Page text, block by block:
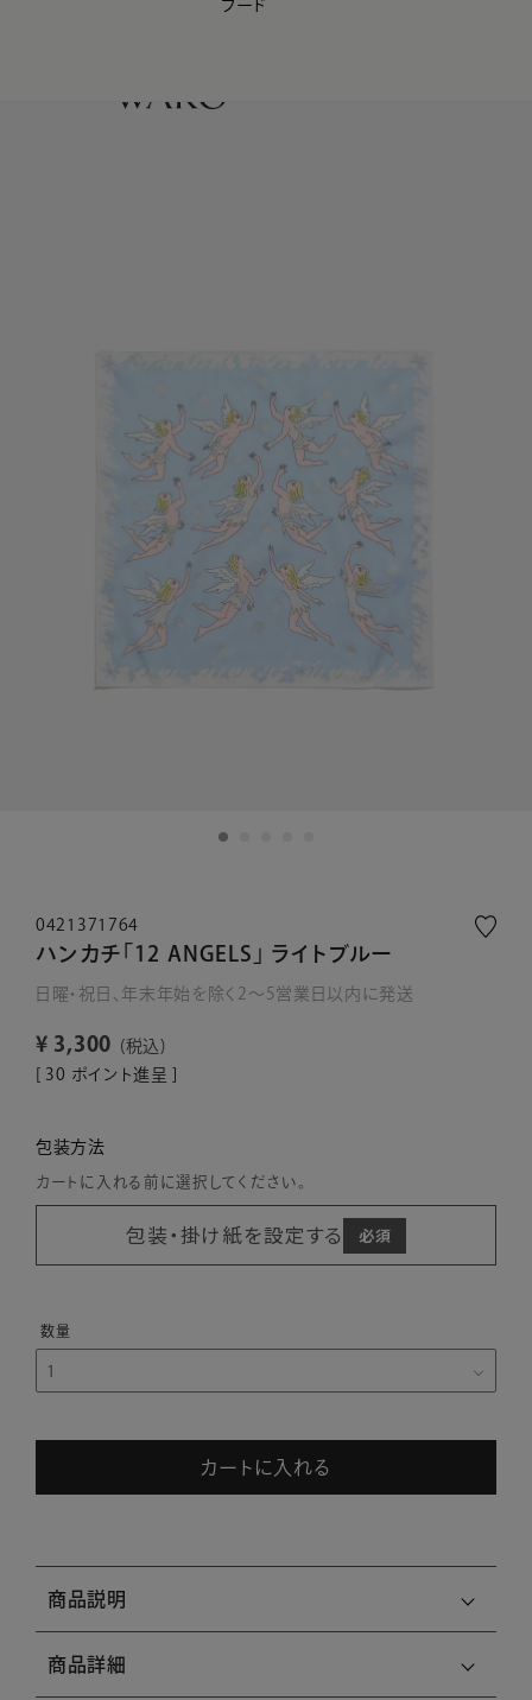
【会員様限定】夏のプレゼントキャンペーン開催中
フード
0421371764
ハンカチ「12 ANGELS」 ライトブルー
日曜・祝日、年末年始を除く2～5営業日以内に発送
¥ 3,300
税込
30 ポイント進呈 ]
包装方法
カートに入れる前に選択してください。
包装・掛け紙を設定する
カートに入れる
商品説明
商品詳細